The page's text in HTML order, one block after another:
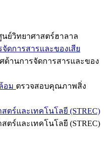
นย์วิทยาศาสตร์ฮาลาล
ดการสารและของเสีย
ด้านการจัดการสารและของ
อม ตรวจสอบคุณภาพสิ่ง
ตร์และเทคโนโลยี (STREC)
ตร์และเทคโนโลยี (STREC)